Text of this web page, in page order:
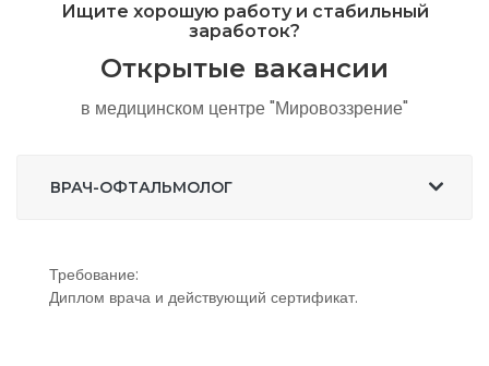
Ищите хорошую работу и стабильный
заработок?
Открытые вакансии
в медицинском центре "Мировоззрение"
ВРАЧ-ОФТАЛЬМОЛОГ
Требование:
Диплом врача и действующий сертификат.